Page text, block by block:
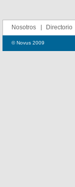
Nosotros Directorio
© Novus 2009